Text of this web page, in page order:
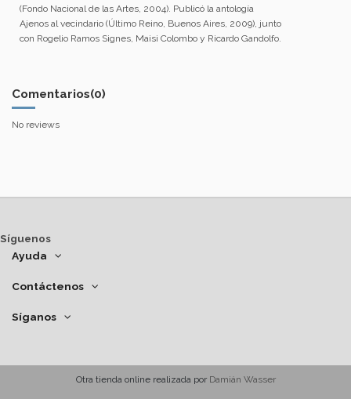
(Fondo Nacional de las Artes, 2004). Publicó la antología
Ajenos al vecindario (Último Reino, Buenos Aires, 2009), junto
con Rogelio Ramos Signes, Maisi Colombo y Ricardo Gandolfo.
Comentarios(0)
No reviews
Síguenos
Ayuda
Contáctenos
Síganos
Otra tienda online realizada por Damián Wasser